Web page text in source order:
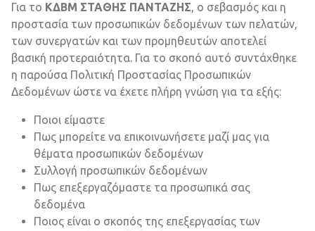
Για το ΚΔΒΜ ΣΤΑΘΗΣ ΠΑΝΤΑΖΗΣ, ο σεβασμός και η
προστασία των προσωπικών δεδομένων των πελατών,
των συνεργατών και των προμηθευτών αποτελεί
βασική προτεραιότητα. Για το σκοπό αυτό συντάχθηκε
η παρούσα Πολιτική Προστασίας Προσωπικών
Δεδομένων ώστε να έχετε πλήρη γνώση για τα εξής:
Ποιοι είμαστε
Πως μπορείτε να επικοινωνήσετε μαζί μας για
θέματα προσωπικών δεδομένων
Συλλογή προσωπικών δεδομένων
Πως επεξεργαζόμαστε τα προσωπικά σας
δεδομένα
Ποιος είναι ο σκοπός της επεξεργασίας των